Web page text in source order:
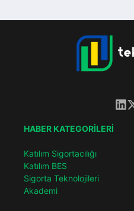
HABER KATEGORİLERİ
Katılım Sigortacılığı
Katılım BES
Sigorta Teknolojileri
Akademi